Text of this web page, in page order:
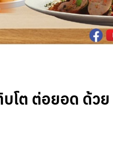
ต ต่อยอด ด้วย